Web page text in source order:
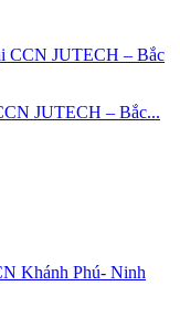
JUTECH – Bắc...